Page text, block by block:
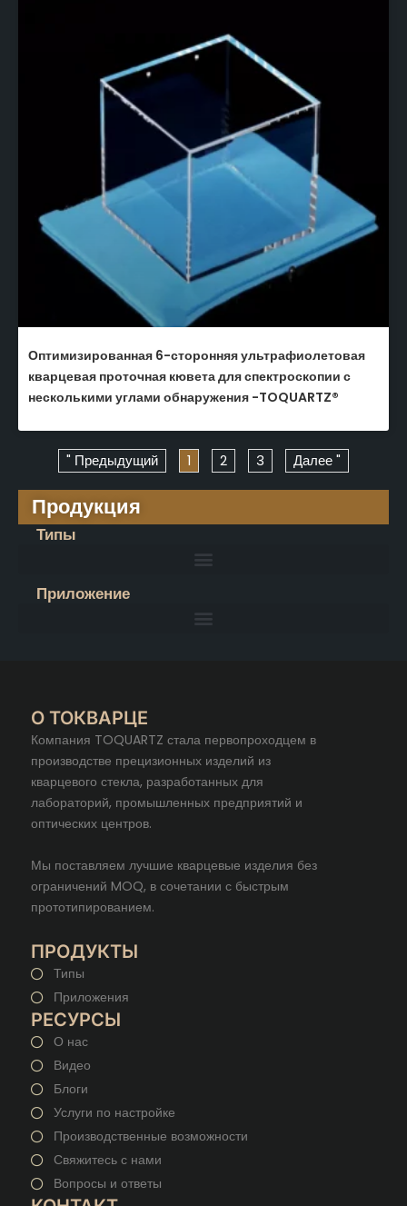
Оптимизированная 6-сторонняя ультрафиолетовая
кварцевая проточная кювета для спектроскопии с
несколькими углами обнаружения -TOQUARTZ®
" Предыдущий 1 2 3 Далее "
Продукция
Типы
Приложение
О ТОКВАРЦЕ
Компания TOQUARTZ стала первопроходцем в
производстве прецизионных изделий из
кварцевого стекла, разработанных для
лабораторий, промышленных предприятий и
оптических центров.
Мы поставляем лучшие кварцевые изделия без
ограничений MOQ, в сочетании с быстрым
прототипированием.
ПРОДУКТЫ
Типы
Приложения
РЕСУРСЫ
О нас
Видео
Блоги
Услуги по настройке
Производственные возможности
Свяжитесь с нами
Вопросы и ответы